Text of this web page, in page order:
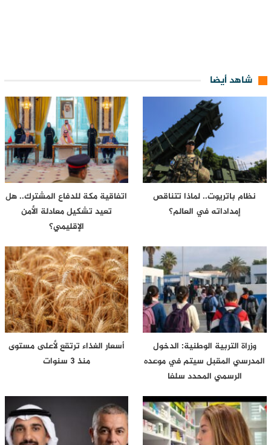
شاهد أيضا
نظام باتريوت.. لماذا تتناقص
إمداداته في العالم؟
اتفاقية مكة للدفاع المشترك.. هل
تعيد تشكيل معادلة الأمن
الإقليمي؟
وزراة التربية الوطنية: الدخول
المدرسي المقبل سیتم في موعده
الرسمي المحدد سلفا
أسعار الغذاء ترتقع لأعلى مستوى
منذ 3 سنوات